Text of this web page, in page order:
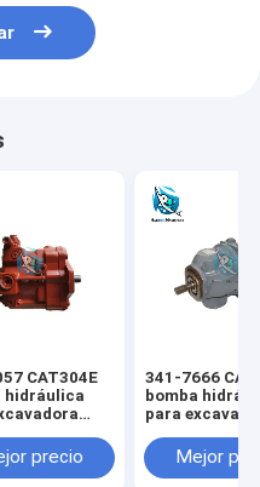
CAT304E
hidráulica
precio
341-7666
bomba
para
Mejor